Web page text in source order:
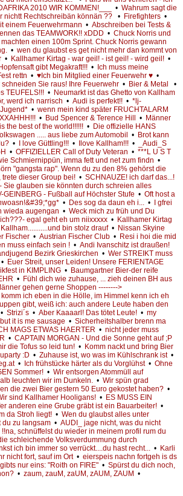
2010 WIR KOMMEN!___ • Wahrum sagt die
nichtt Rechtschreibän könnän ??
• Firefighters •
einem Feuerwehrmann • Abschreiben bei Tests &
das TEAMWORK!! xDDD • Chuck Norris und
einen 100m Sprint. Chuck Norris gewann
• wen du glaubst es get nicht mehr dan kommt von
• Kallhamer Kirtag - war geil! - ist geil! - wird geil! •
Hopfensaft gibt Megakraft!!! •
Ich muss meine
rettn • ♥Ich bin Mitglied einer Feuerwehr ♥ •
Sie raus! Ihre Feuerwehr • Bier & Metal
•
TEUFELS!!! • Neumarkt ist das Ghetto von Kallham
werd ich narrisch • Audi is perfekt!! • *lj-
• wenn mein kind später FRUCHTALARM
• Bud Spencer & Terence Hill • Männer
the best of the world!!!!!! • Die offizielle HANS
..... aus liebe zum Automobil • Brot kann
• I love Güttling!!! • Ilove Kallham!!! •
_Audi_S
• OFFIZIELLER Call of Duty Veteran • ***L U S T
Schmiernippün, imma fett und net zum findn •
"gangsta rap". Wenn du zu den 8% gehörst die
dieser Group bei! • SCHNAUZE! ich darf das...!
Sie glauben sie könnten durch schreien alles
- Fußball auf Höchster Stufe • Oft host a
• Des sog da daun eh i... •
I gfrei
wieda augengan • Weck mich zu früh und Du
egal geht eh um niixxxxx • Kallhamer Kirtag
bin stolz drauf • Nissan Skyine
Fischer • Austrian Fischer Club • Resi i hoi die mid
muss einfach sein ! • Andi Ivanschitz ist draußen!
Bezirk Grieskirchen • Wer STREIKT muss
• Euer Streit, unser Leiden! Unsere FERIENTAGE
in KIMPLING • Baumgartner Bier-der reife
• Fühl dich wie zuhause, ... zieh deinen BH aus
gehen gerne Shoppen -------->
komm ich eben in die Hölle, im Himmel kenn ich eh
gibt, weiß ich: auch andere Leute haben den
• Strizi´s • Aber Kaaaarl! Das tötet Leute! • my
it is me sausage • Sicherheitshalber brenn ma
MAGS ETWAS HAERTER • nicht jeder muss
• CAPTAIN MORGAN - Und die Sonne geht auf ;P
die Tofus so leid tun! • Komm nackt und bring Bier
:D • Zuhause ist, wo was im Kühlschrank ist •
• Ich frühstücke härter als du Vorglühst • Ohne
Sommer! • Wir entsorgen Atommüll auf
leuchten wir im Dunkeln. • Wir spün grad
die zwei Bier gestern 50 Euro gekostet haben? •
sind Kallhamer Hooligans! • ES MUSS EIN
anderen eine Grube gräbt ist ein Bauarbeiter! •
da Stroh liegt! • Wen du glaubst alles unter
du zu langsam • AUDI_ jage nicht, was du nicht
!!na, schnüffelst du wieder in meinem profil rum du
schleichende Volksverdummung durch
ich bin immer so verrückt....du hast recht... • Karli
nicht fort, sauf im Ort • eierspeis nachn fortgeh is ds
nur eins: "Roith on FIRE" • Spürst du dich noch,
• zaum, zauM, zaUM, zAUM, ZAUM •